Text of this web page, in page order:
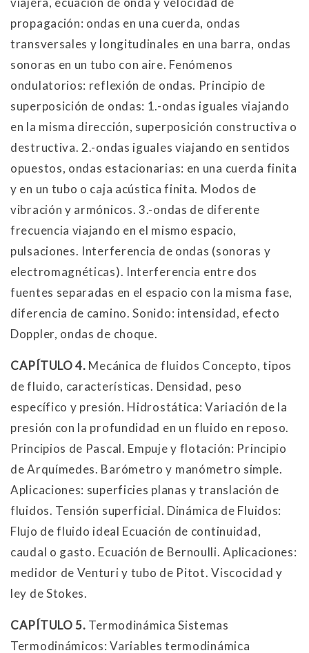
propagación: ondas en una cuerda, ondas
transversales y longitudinales en una barra, ondas
sonoras en un tubo con aire. Fenómenos
ondulatorios: reflexión de ondas. Principio de
superposición de ondas: 1.-ondas iguales viajando
en la misma dirección, superposición constructiva o
destructiva. 2.-ondas iguales viajando en sentidos
opuestos, ondas estacionarias: en una cuerda finita
y en un tubo o caja acústica finita. Modos de
vibración y armónicos. 3.-ondas de diferente
frecuencia viajando en el mismo espacio,
pulsaciones. Interferencia de ondas (sonoras y
electromagnéticas). Interferencia entre dos
fuentes separadas en el espacio con la misma fase,
diferencia de camino. Sonido: intensidad, efecto
Doppler, ondas de choque.
CAPÍTULO 4. Mecánica de fluidos Concepto, tipos
de fluido, características. Densidad, peso
específico y presión. Hidrostática: Variación de la
presión con la profundidad en un fluido en reposo.
Principios de Pascal. Empuje y flotación: Principio
de Arquímedes. Barómetro y manómetro simple.
Aplicaciones: superficies planas y translación de
fluidos. Tensión superficial. Dinámica de Fluidos:
Flujo de fluido ideal Ecuación de continuidad,
caudal o gasto. Ecuación de Bernoulli. Aplicaciones:
medidor de Venturi y tubo de Pitot. Viscocidad y
ley de Stokes.
CAPÍTULO 5. Termodinámica Sistemas
Termodinámicos: Variables termodinámica